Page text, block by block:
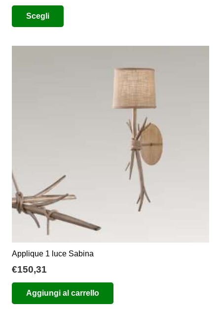
Scegli
più
Applique 1 luce Sabina
€150,31
Aggiungi al carrello